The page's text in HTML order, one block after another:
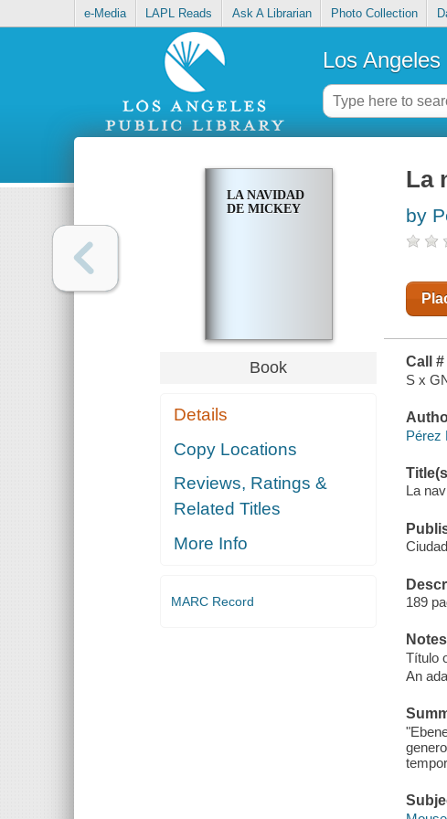
e-Media LAPL Reads Ask A Librarian Photo Collection
Los
LA NAVIDAD
DE MICKEY
Book
Details
Copy Locations
Reviews, Ratings &
Related Titles
More Info
MARC Record
La
by
Call #
S x
Pérez
La
189
Notes
Título
An